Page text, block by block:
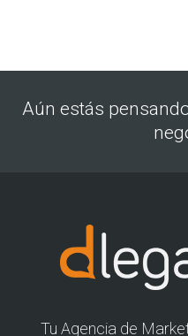
Aún estás
Tu Agencia de